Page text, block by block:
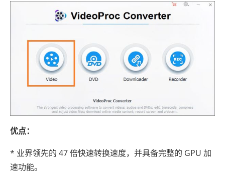
优点：
* 业界领先的 47 倍快速转换速度，并具备完整的 GPU 加
速功能。